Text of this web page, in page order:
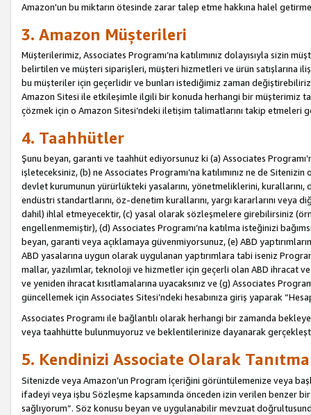
Amazon'un bu miktarın ötesinde zarar talep etme hakkına halel
3. Amazon Müşterileri
Müşterilerimiz, Associates Programı’na katılımınız dolayısıyla sizin
belirtilen ve müşteri siparişleri, müşteri hizmetleri ve ürün satışlarına
bu müşteriler için geçerlidir ve bunları istediğimiz zaman
Amazon Sitesi ile etkileşimle ilgili bir konuda herhangi bir müşterimiz
çözmek için o Amazon Sitesi’ndeki iletişim talimatlarını takip etmeleri
4. Taahhütler
Şunu beyan, garanti ve taahhüt ediyorsunuz ki (a) Associates
işleteceksiniz, (b) ne Associates Programı’na katılımınız ne de
devlet kurumunun yürürlükteki yasalarını, yönetmeliklerini,
endüstri standartlarını, öz-denetim kurallarını, yargı kararlarını
dahil) ihlal etmeyecektir, (c) yasal olarak sözleşmelere girebilirsiniz
engellenmemiştir), (d) Associates Programı’na katılma isteğinizi
beyan, garanti veya açıklamaya güvenmiyorsunuz, (e) ABD
ABD yasalarına uygun olarak uygulanan yaptırımlara tabi iseniz
mallar, yazılımlar, teknoloji ve hizmetler için geçerli olan ABD ihracat
ve yeniden ihracat kısıtlamalarına uyacaksınız ve (g) Associates
güncellemek için Associates Sitesi’ndeki hesabınıza giriş yaparak
Associates Programı ile bağlantılı olarak herhangi bir zamanda
veya taahhütte bulunmuyoruz ve beklentilerinize dayanarak
5. Kendinizi Associate Olarak
Sitenizde veya Amazon’un Program İçeriğini görüntülemenize veya
ifadeyi veya işbu Sözleşme kapsamında önceden izin verilen benzer
sağlıyorum”. Söz konusu beyan ve uygulanabilir mevzuat